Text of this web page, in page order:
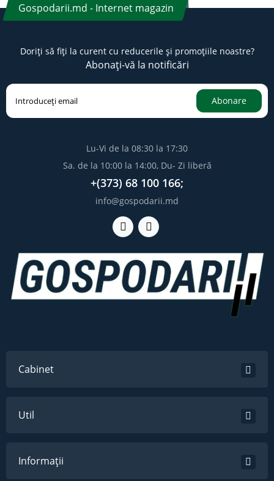
Gospodarii.md - Internet magazin
Doriți să fiți la curent cu reducerile și promoțiile noastre?
Abonați-vă la notificări
Abonare
Lu-Vi de la 08:30 la 17:30
Sa. de la 10:00 la 14:00, Du- Zi liberă
+(373) 68 100 166;
info@gospodarii.md
Cabinet
Util
Informații